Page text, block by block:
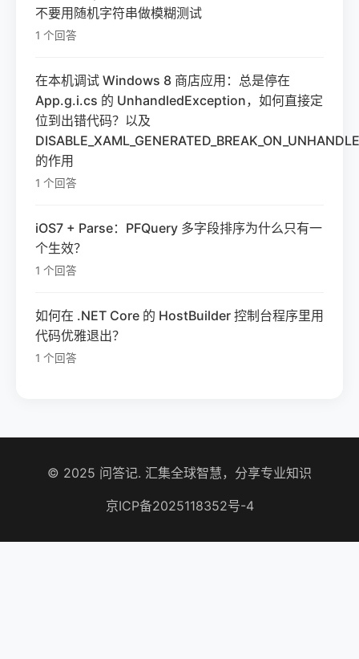
不要用随机字符串做模糊测试
1 个回答
在本机调试 Windows 8 商店应用：总是停在
App.g.i.cs 的 UnhandledException，如何直接定
位到出错代码？以及
的作用
1 个回答
iOS7 + Parse：PFQuery 多字段排序为什么只有一
个生效？
1 个回答
如何在 .NET Core 的 HostBuilder 控制台程序里用
代码优雅退出？
1 个回答
© 2025 问答记. 汇集全球智慧，分享专业知识
京ICP备2025118352号-4